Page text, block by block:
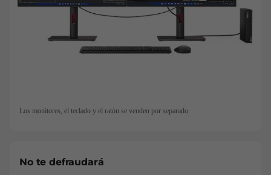
Los monitores, el teclado y el ratón se venden por separado.
No te defraudará